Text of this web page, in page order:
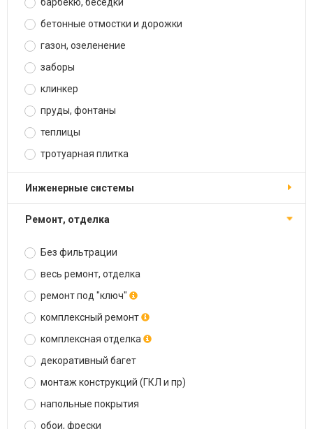
бетонные отмостки и дорожки
газон, озеленение
заборы
клинкер
пруды, фонтаны
теплицы
тротуарная плитка
инженерные системы
ремонт, отделка
Без фильтрации
весь ремонт, отделка
ремонт под "ключ"
комплексный ремонт
комплексная отделка
декоративный багет
монтаж конструкций (ГКЛ и пр)
напольные покрытия
обои, фрески